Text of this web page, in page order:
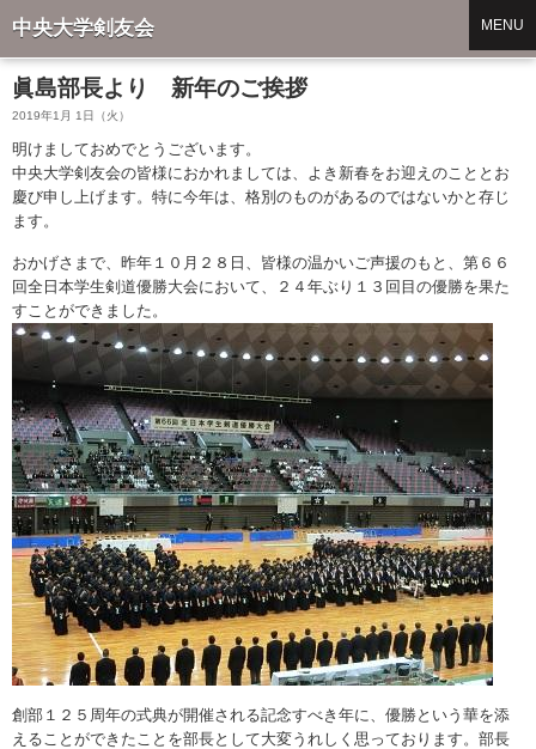
中央大学剣友会 MENU
眞島部長より 新年のご挨拶
2019年1月 1日（火）
明けましておめでとうございます。
中央大学剣友会の皆様におかれましては、よき新春をお迎えのこととお
慶び申し上げます。特に今年は、格別のものがあるのではないかと存じ
ます。
おかげさまで、昨年１０月２８日、皆様の温かいご声援のもと、第６６
回全日本学生剣道優勝大会において、２４年ぶり１３回目の優勝を果た
すことができました。
創部１２５周年の式典が開催される記念すべき年に、優勝という華を添
えることができたことを部長として大変うれしく思っております。部長